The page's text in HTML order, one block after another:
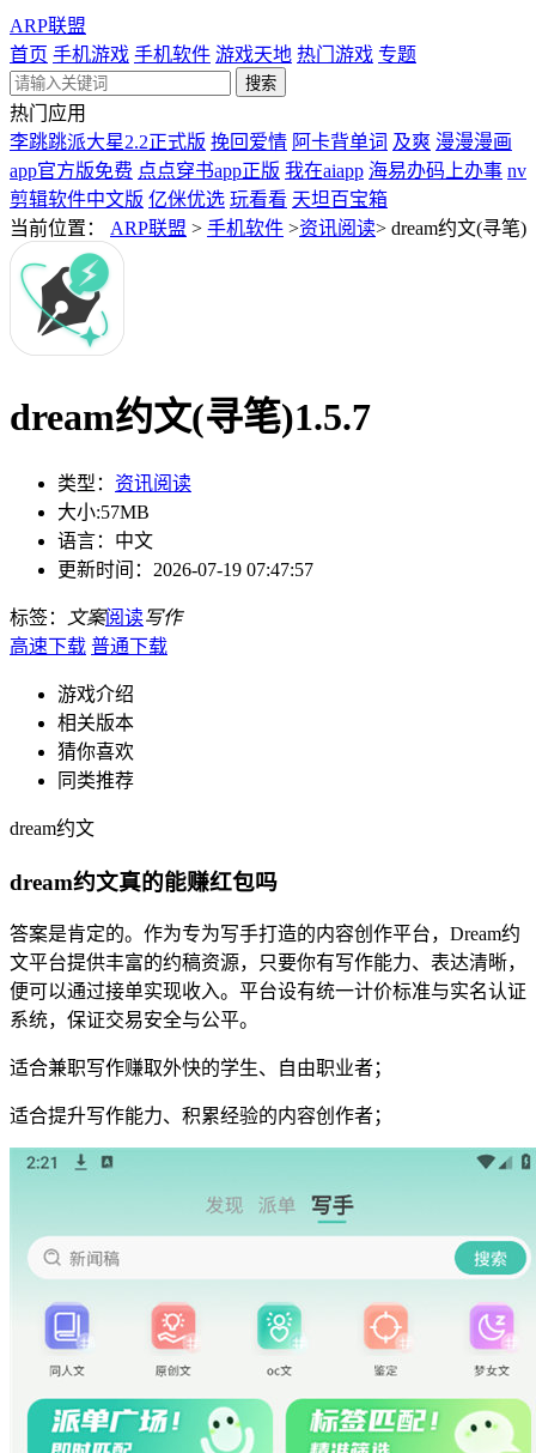
ARP联盟
首页 手机游戏 手机软件 游戏天地 热门游戏 专题
热门应用
李跳跳派大星2.2正式版 挽回爱情 阿卡背单词 及爽 漫漫漫画
app官方版免费 点点穿书app正版 我在aiapp 海易办码上办事 nv
剪辑软件中文版 亿侎优选 玩看看 天坦百宝箱
当前位置： ARP联盟 > 手机软件 >资讯阅读> dream约文(寻笔)
dream约文(寻笔)1.5.7
类型： 资讯阅读
大小:57MB
语言： 中文
更新时间： 2026-07-19 07:47:57
标签： 文案阅读写作
高速下载 普通下载
游戏介绍
相关版本
猜你喜欢
同类推荐
dream约文
dream约文真的能赚红包吗
答案是肯定的。作为专为写手打造的内容创作平台，Dream约
文平台提供丰富的约稿资源，只要你有写作能力、表达清晰，
便可以通过接单实现收入。平台设有统一计价标准与实名认证
系统，保证交易安全与公平。
适合兼职写作赚取外快的学生、自由职业者；
适合提升写作能力、积累经验的内容创作者；